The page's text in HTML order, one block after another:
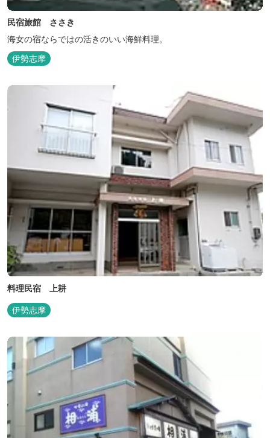
民宿旅館 ささき
海女の宿ならではの活きのいい海鮮料理。
伊勢志摩
料理民宿 上耕
伊勢志摩